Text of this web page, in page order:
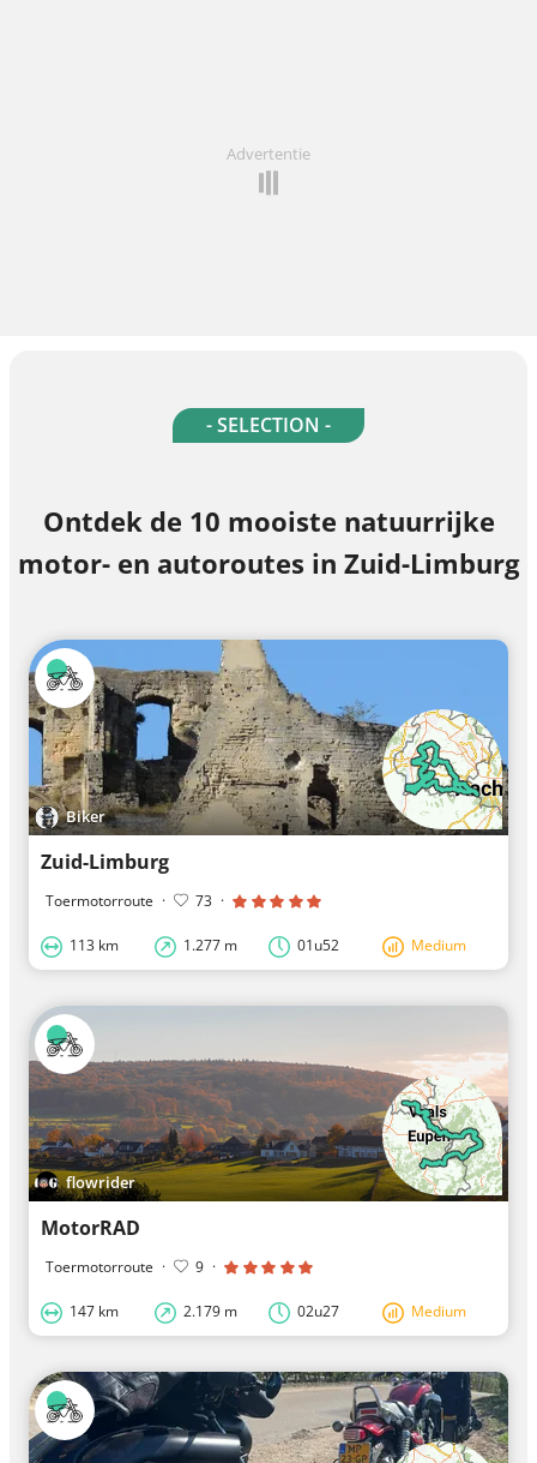
Advertentie
- SELECTION -
Ontdek de 10 mooiste natuurrijke
motor- en autoroutes in Zuid-Limburg
Biker
Zuid-Limburg
Toermotorroute · 73 ·
113 km 1.277 m 01u52 Medium
flowrider
MotorRAD
Toermotorroute · 9 ·
147 km 2.179 m 02u27 Medium